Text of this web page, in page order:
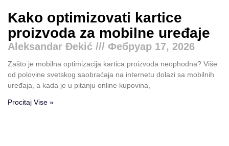
Kako optimizovati kartice
proizvoda za mobilne uređaje
Aleksandar Đekić Фебруар 17, 2026
Zašto je mobilna optimizacija kartica proizvoda neophodna? Više
od polovine svetskog saobraćaja na internetu dolazi sa mobilnih
uređaja, a kada je u pitanju online kupovina,
Procitaj Vise »